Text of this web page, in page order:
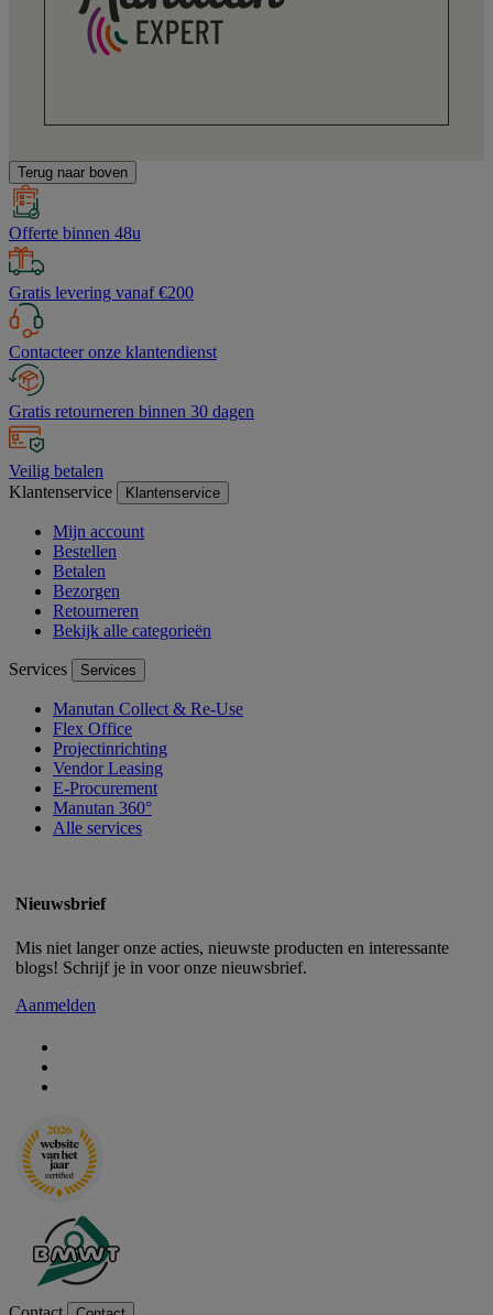
Terug naar boven
Offerte binnen 48u
Gratis levering vanaf €200
Contacteer onze klantendienst
Gratis retourneren binnen 30 dagen
Veilig betalen
Klantenservice
Klantenservice
Mijn account
Bestellen
Betalen
Bezorgen
Retourneren
Bekijk alle categorieën
Services Services
Manutan Collect & Re-Use
Flex Office
Projectinrichting
Vendor Leasing
E-Procurement
Manutan 360°
Alle services
Nieuwsbrief
Mis niet langer onze acties, nieuwste producten en interessante
blogs! Schrijf je in voor onze nieuwsbrief.
Aanmelden